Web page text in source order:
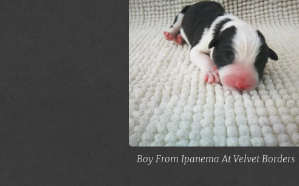
Boy From Ipanema At Velvet Borders